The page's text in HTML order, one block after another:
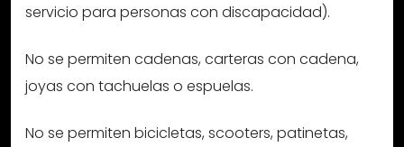
servicio para personas con discapacidad).
No se permiten cadenas, carteras con cadena,
joyas con tachuelas o espuelas.
No se permiten bicicletas, scooters, patinetas,